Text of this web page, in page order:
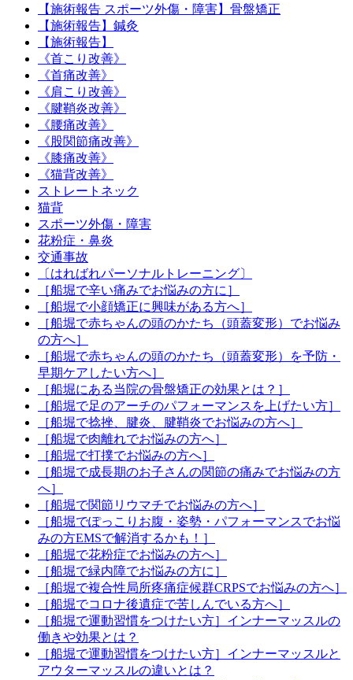
【施術報告 スポーツ外傷・障害】骨盤矯正
【施術報告】鍼灸
【施術報告】
《首こり改善》
《首痛改善》
《肩こり改善》
《腱鞘炎改善》
《腰痛改善》
《股関節痛改善》
《膝痛改善》
《猫背改善》
ストレートネック
猫背
スポーツ外傷・障害
花粉症・鼻炎
交通事故
〔はればれパーソナルトレーニング〕
［船堀で辛い痛みでお悩みの方に］
［船堀で小顔矯正に興味がある方へ］
［船堀で赤ちゃんの頭のかたち（頭蓋変形）でお悩み
の方へ］
［船堀で赤ちゃんの頭のかたち（頭蓋変形）を予防・
早期ケアしたい方へ］
［船堀にある当院の骨盤矯正の効果とは？］
［船堀で足のアーチのパフォーマンスを上げたい方］
［船堀で捻挫、腱炎、腱鞘炎でお悩みの方へ］
［船堀で肉離れでお悩みの方へ］
［船堀で打撲でお悩みの方へ］
［船堀で成長期のお子さんの関節の痛みでお悩みの方
へ］
［船堀で関節リウマチでお悩みの方へ］
［船堀でぽっこりお腹・姿勢・パフォーマンスでお悩
みの方EMSで解消するかも！］
［船堀で花粉症でお悩みの方へ］
［船堀で緑内障でお悩みの方に］
［船堀で複合性局所疼痛症候群CRPSでお悩みの方へ］
［船堀でコロナ後遺症で苦しんでいる方へ］
［船堀で運動習慣をつけたい方］インナーマッスルの
働きや効果とは？
［船堀で運動習慣をつけたい方］インナーマッスルと
アウターマッスルの違いとは？